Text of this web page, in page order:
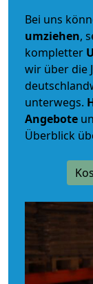
Bei uns
umziehen,
kompletter
wir über die
unterwegs.
Angebote
Überblick